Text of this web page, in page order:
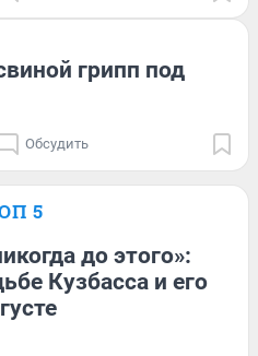
грипп под
Обсудить
5
до этого»:
Кузбасса и его